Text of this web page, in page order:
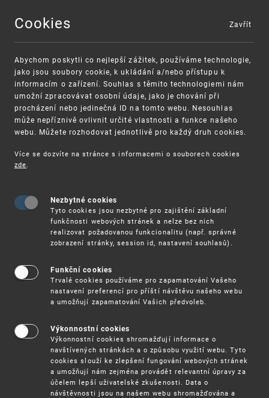
MENU
VAROVÁNÍ
Finanční podpora
Vynálezy / Patenty
Užitnévzory
Ochrannéznámky
Cookies
Abychom poskytli co nejlepší zážitek, používáme technologie,
jako jsou soubory cookie, k ukládání a/nebo přístupu k
informacím o zařízení. Souhlas s těmito technologiemi nám
umožní zpracovávat osobní údaje, jako je chování při
procházení nebo jedinečná ID na tomto webu. Nesouhlas
může nepříznivě ovlivnit určité vlastnosti a funkce našeho
webu. Můžete rozhodovat jednotlivě pro každý druh cookies.
Více se dozvíte na stránce s informacemi o souborech cookies
zde.
Nezbytné cookies
Tyto cookies jsou nezbytné pro zajištění základní
funkčnosti webových stránek a nelze bez nich
realizovat požadovanou funkcionalitu (např. správné
zobrazení stránky, session id, nastavení souhlasů).
Funkční cookies
Trvalé cookies používáme pro zapamatování Vašeho
nastavení preferencí pro příští návštěvu našeho webu
a umožňují zapamatování Vašich předvoleb.
Výkonnostní cookies
Výkonnostní cookies shromažďují informace o
navštívených stránkách a o způsobu využití webu. Tyto
cookies slouží ke zlepšení fungování webových stránek
a umožňují nám zejména provádět relevantní úpravy za
účelem lepší uživatelské zkušenosti. Data o
návštěvnosti jsou na našem webu shromažďována a
Zavřít